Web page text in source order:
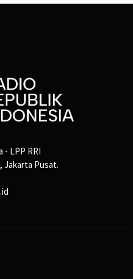
- LPP RRI
Jakarta Pusat.